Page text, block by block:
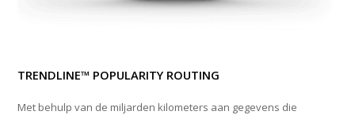
TRENDLINE™ POPULARITY ROUTING
Met behulp van de miljarden kilometers aan gegevens die